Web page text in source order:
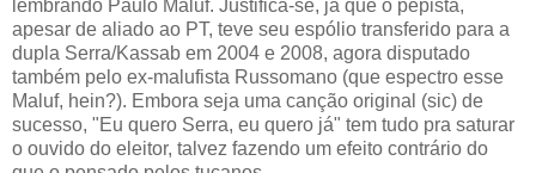
lembrando Paulo Maluf. Justifica-se, já que o pepista,
apesar de aliado ao PT, teve seu espólio transferido para a
dupla Serra/Kassab em 2004 e 2008, agora disputado
também pelo ex-malufista Russomano (que espectro esse
Maluf, hein?). Embora seja uma canção original (sic) de
sucesso, "Eu quero Serra, eu quero já" tem tudo pra saturar
o ouvido do eleitor, talvez fazendo um efeito contrário do